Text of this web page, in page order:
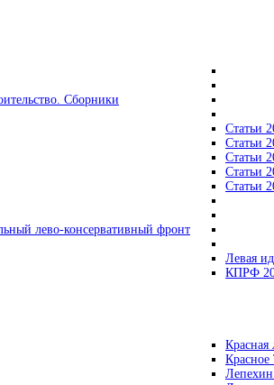
Сборники
Статьи
Статьи
Статьи
Статьи
Статьи
лево-консервативный фронт
Левая
КПРФ
Красная